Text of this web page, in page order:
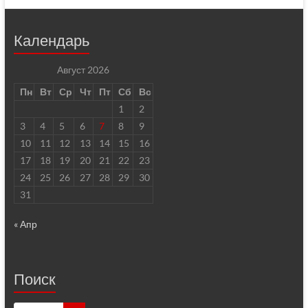
Календарь
Август 2026
Пн
Вт Ср Чт Пт Сб
Вс
1
2
3
4 5 6 7 8
9
10
11 12 13 14 15
16
17
18 19 20 21 22
23
24
25 26 27 28 29
30
31
« Апр
Поиск